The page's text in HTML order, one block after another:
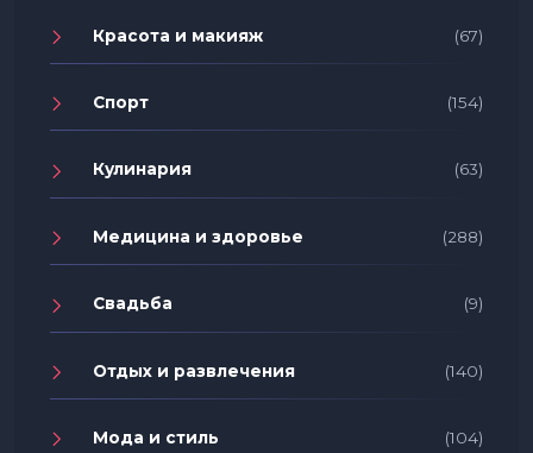
Красота и макияж (67)
Спорт (154)
Кулинария (63)
Медицина и здоровье (288)
Свадьба (9)
Отдых и развлечения (140)
Мода и стиль (104)